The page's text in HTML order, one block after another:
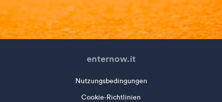
enternow.it
Nutzungsbedingungen
Cookie-Richtlinien